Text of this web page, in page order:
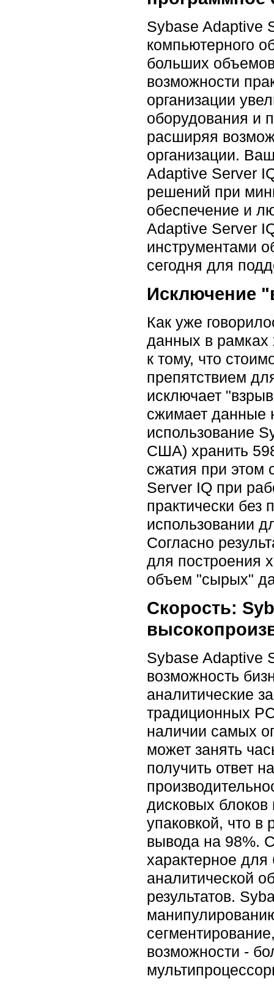
Sybase Adaptive
компьютерного
больших
возможности
организации
оборудования и
расширяя
организации.
Adaptive Server
решений при
обеспечение и
Adaptive Server
инструментами
сегодня для
Исключение
Как уже
данных в рамках
к тому, что
препятствием
исключает
сжимает данные
использование
США) хранить
сжатия при этом
Server IQ при
практически без
использовании
Согласно
для построения
объем "сырых"
Скорость:
Sybase Adaptive
возможность
аналитические
традиционных
наличии самых
может занять
получить ответ
дисковых
упаковкой, что в
вывода на 98%.
характерное
аналитической
результатов.
возможности -